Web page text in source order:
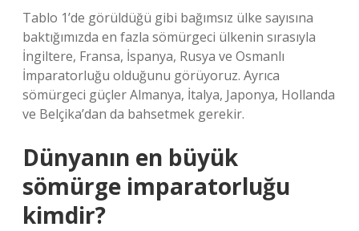
Tablo 1’de görüldüğü gibi bağımsız ülke sayısına
baktığımızda en fazla sömürgeci ülkenin sırasıyla
İngiltere, Fransa, İspanya, Rusya ve Osmanlı
İmparatorluğu olduğunu görüyoruz. Ayrıca
sömürgeci güçler Almanya, İtalya, Japonya, Hollanda
ve Belçika’dan da bahsetmek gerekir.
Dünyanın en büyük
sömürge imparatorluğu
kimdir?